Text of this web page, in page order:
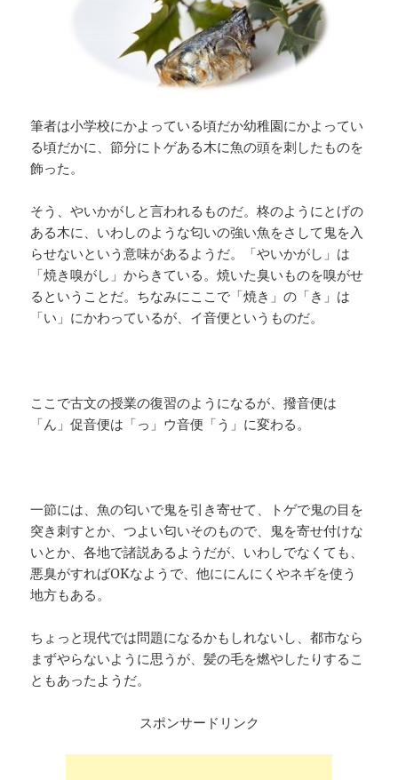
筆者は小学校にかよっている頃だか幼稚園にかよってい
る頃だかに、節分にトゲある木に魚の頭を刺したものを
飾った。
そう、やいかがしと言われるものだ。柊のようにとげの
ある木に、いわしのような匂いの強い魚をさして鬼を入
らせないという意味があるようだ。「やいかがし」は
「焼き嗅がし」からきている。焼いた臭いものを嗅がせ
るということだ。ちなみにここで「焼き」の「き」は
「い」にかわっているが、イ音便というものだ。
ここで古文の授業の復習のようになるが、撥音便は
「ん」促音便は「っ」ウ音便「う」に変わる。
一節には、魚の匂いで鬼を引き寄せて、トゲで鬼の目を
突き刺すとか、つよい匂いそのもので、鬼を寄せ付けな
いとか、各地で諸説あるようだが、いわしでなくても、
悪臭がすればOKなようで、他ににんにくやネギを使う
地方もある。
ちょっと現代では問題になるかもしれないし、都市なら
まずやらないように思うが、髪の毛を燃やしたりするこ
ともあったようだ。
スポンサードリンク